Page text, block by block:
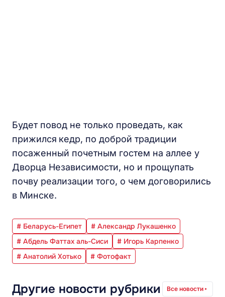
Будет повод не только проведать, как
прижился кедр, по доброй традиции
посаженный почетным гостем на аллее у
Дворца Независимости, но и прощупать
почву реализации того, о чем договорились
в Минске.
# Беларусь-Египет
# Александр Лукашенко
# Абдель Фаттах аль-Сиси
# Игорь Карпенко
# Анатолий Хотько
# Фотофакт
Другие новости рубрики Все новости